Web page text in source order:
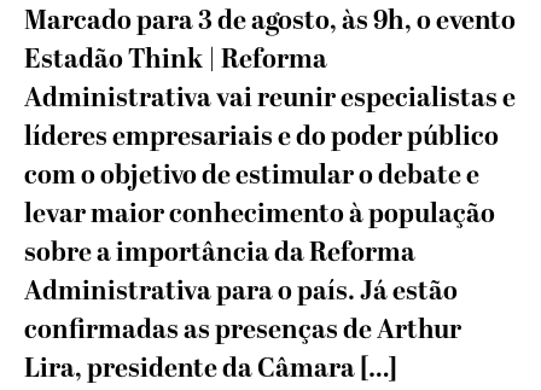
Marcado para 3 de agosto, às 9h, o evento
Estadão Think | Reforma
Administrativa vai reunir especialistas e
líderes empresariais e do poder público
com o objetivo de estimular o debate e
levar maior conhecimento à população
sobre a importância da Reforma
Administrativa para o país. Já estão
confirmadas as presenças de Arthur
Lira, presidente da Câmara […]